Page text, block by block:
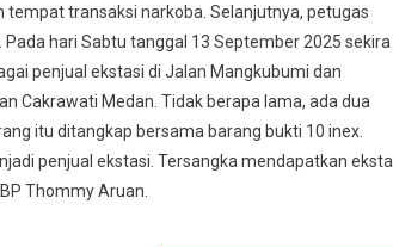
tempat transaksi narkoba. Selanjutnya, petugas
hari Sabtu tanggal 13 September 2025 sekira
penjual ekstasi di Jalan Mangkubumi dan
Cakrawati Medan. Tidak berapa lama, ada dua
itu ditangkap bersama barang bukti 10 inex.
penjual ekstasi. Tersangka mendapatkan
Thommy Aruan.